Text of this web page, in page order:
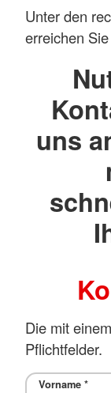
Unter den
erreichen
uns
Die mit
Pflichtfelder.
Vorname *